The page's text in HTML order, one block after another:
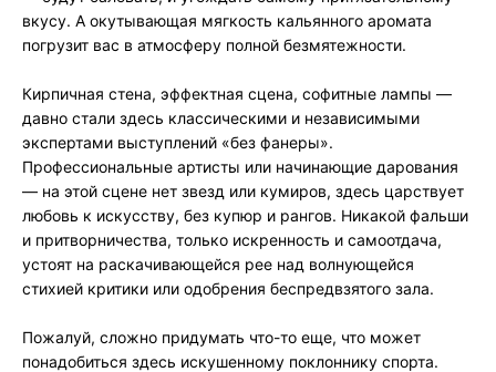
вкусу. А окутывающая мягкость кальянного аромата
погрузит вас в атмосферу полной безмятежности.
Кирпичная стена, эффектная сцена, софитные лампы —
давно стали здесь классическими и независимыми
экспертами выступлений «без фанеры».
Профессиональные артисты или начинающие дарования
— на этой сцене нет звезд или кумиров, здесь царствует
любовь к искусству, без купюр и рангов. Никакой фальши
и притворничества, только искренность и самоотдача,
устоят на раскачивающейся рее над волнующейся
стихией критики или одобрения беспредвзятого зала.
Пожалуй, сложно придумать что-то еще, что может
понадобиться здесь искушенному поклоннику спорта.